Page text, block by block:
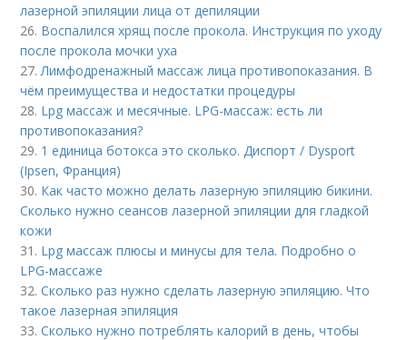
лазерной эпиляции лица от депиляции
26. Воспалился хрящ после прокола. Инструкция по уходу
после прокола мочки уха
27. Лимфодренажный массаж лица противопоказания. В
чём преимущества и недостатки процедуры
28. Lpg массаж и месячные. LPG-массаж: есть ли
противопоказания?
29. 1 единица ботокса это сколько. Диспорт / Dysport
(Ipsen, Франция)
30. Как часто можно делать лазерную эпиляцию бикини.
Сколько нужно сеансов лазерной эпиляции для гладкой
кожи
31. Lpg массаж плюсы и минусы для тела. Подробно о
LPG-массаже
32.Сколько раз нужно сделать лазерную эпиляцию. Что
такое лазерная эпиляция
33.Сколько нужно потреблять калорий в день, чтобы